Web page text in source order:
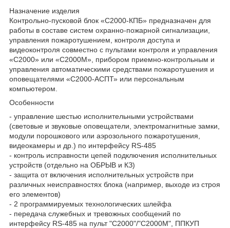
Назначение изделия
Контрольно-пусковой блок «С2000-КПБ» предназначен для
работы в составе систем охранно-пожарной сигнализации,
управления пожаротушением, контроля доступа и
видеоконтроля совместно с пультами контроля и управления
«С2000» или «С2000М», прибором приемно-контрольным и
управления автоматическими средствами пожаротушения и
оповещателями «С2000-АСПТ» или персональным
компьютером.
Особенности
- управление шестью исполнительными устройствами
(световые и звуковые оповещатели, электромагнитные замки,
модули порошкового или аэрозольного пожаротушения,
видеокамеры и др.) по интерфейсу RS-485
- контроль исправности цепей подключения исполнительных
устройств (отдельно на ОБРЫВ и КЗ)
- защита от включения исполнительных устройств при
различных неисправностях блока (например, выходе из строя
его элементов)
- 2 программируемых технологических шлейфа
- передача служебных и тревожных сообщений по
интерфейсу RS-485 на пульт "С2000"/"С2000М", ППКУП